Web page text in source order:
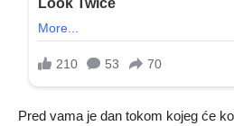
Pred vama je dan tokom kojeg će